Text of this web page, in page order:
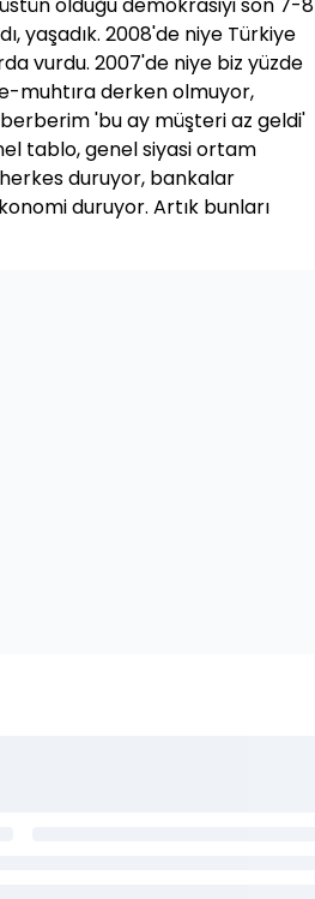
yaşadık. 2008'de niye Türkiye
vurdu. 2007'de niye biz yüzde
muhtıra derken olmuyor,
'bu ay müşteri az geldi'
tablo, genel siyasi ortam
duruyor, bankalar
duruyor. Artık bunları